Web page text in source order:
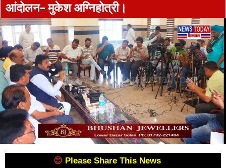
आंदोलन- मुकेश अग्निहोत्री।
😊 Please Share This News